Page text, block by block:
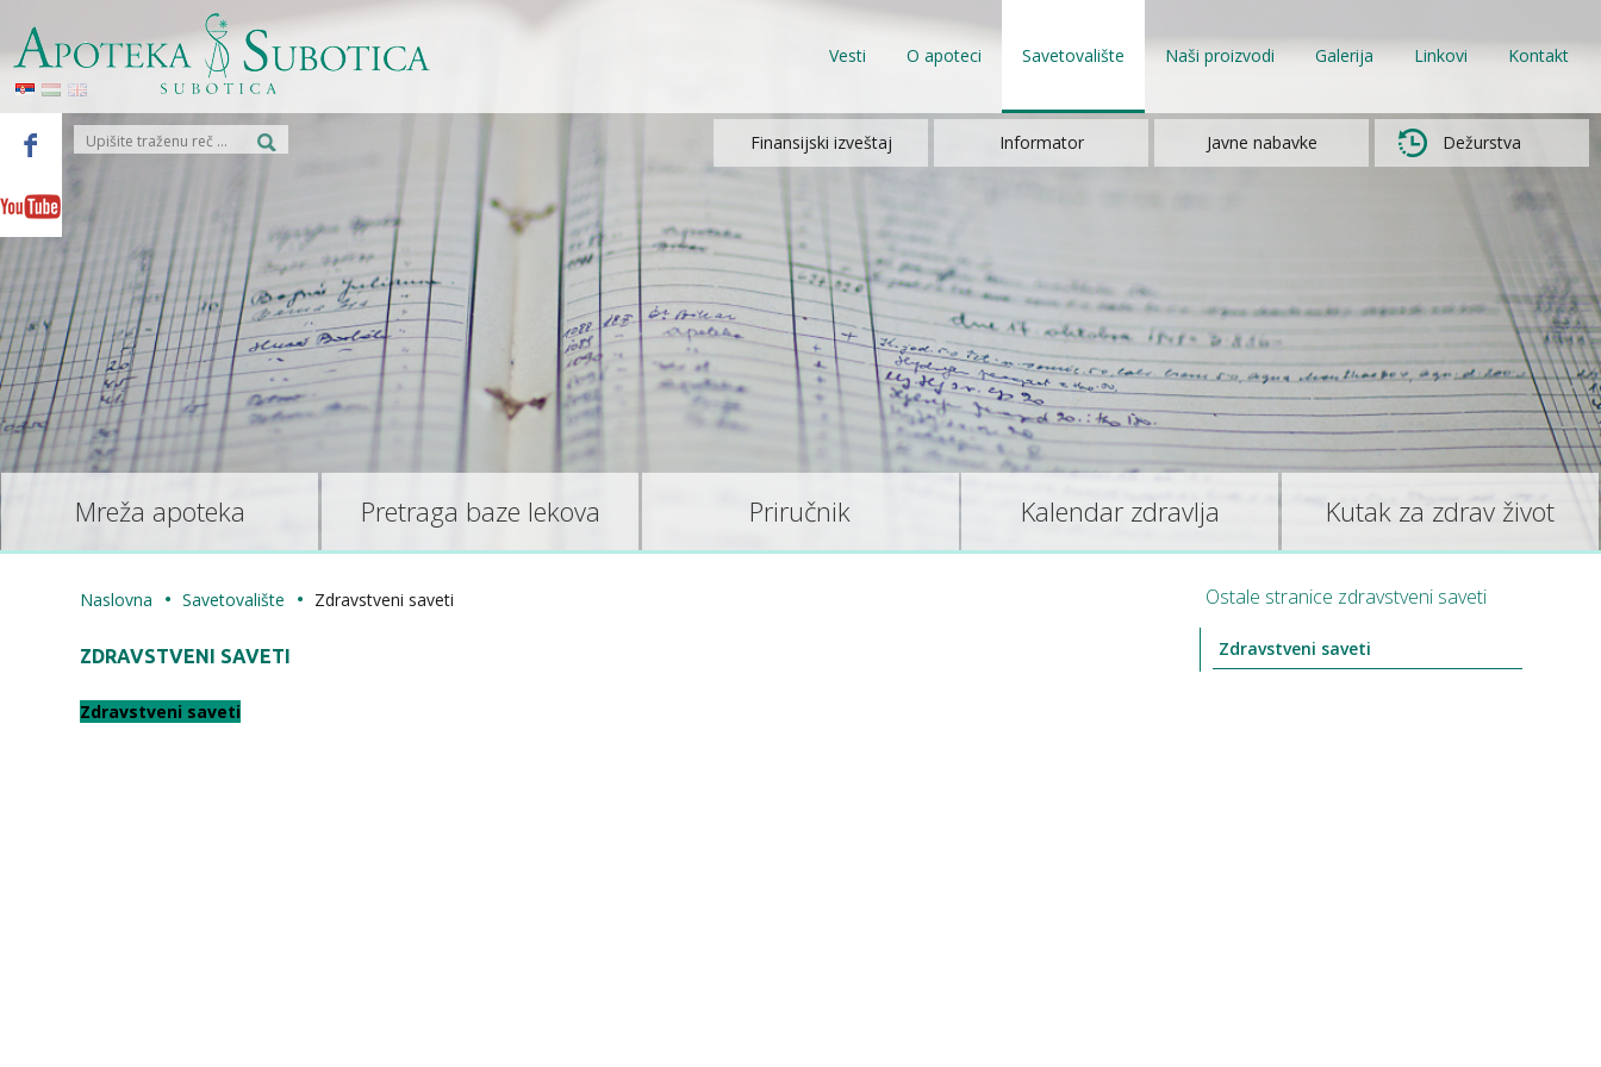
Vesti O apoteci Savetovalište Naši proizvodi Galerija Linkovi Kontakt
Finansijski izveštaj Informator Javne nabavke Dežurstva
Mreža apoteka Pretraga baze lekova Priručnik Kalendar zdravlja Kutak za zdrav život
Ostale stranice zdravstveni saveti
Zdravstveni saveti
Naslovna Savetovalište Zdravstveni saveti
ZDRAVSTVENI SAVETI
Zdravstveni saveti